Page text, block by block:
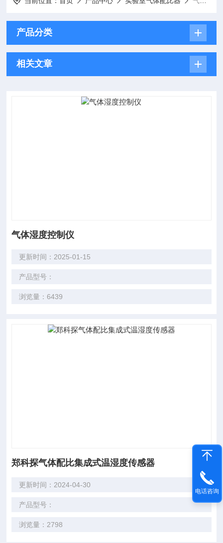
产品分类
相关文章
气体湿度控制仪
更新时间：2025-01-15
产品型号：
浏览量：6439
郑科探气体配比集成式温湿度传感器
更新时间：2024-04-30
产品型号：
浏览量：2798
电话咨询